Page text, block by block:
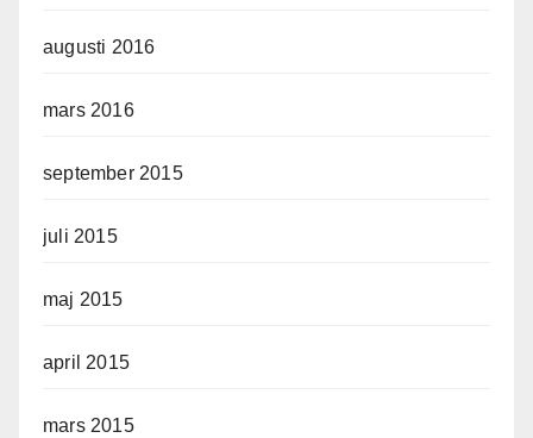
augusti 2016
mars 2016
september 2015
juli 2015
maj 2015
april 2015
mars 2015